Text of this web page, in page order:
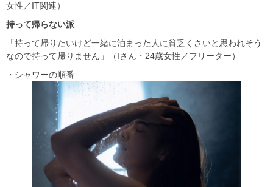
女性／IT関連）
持って帰らない派
「持って帰りたいけど一緒に泊まった人に貧乏くさいと思われそう
なので持って帰りません」（Iさん・24歳女性／フリーター）
・シャワーの順番